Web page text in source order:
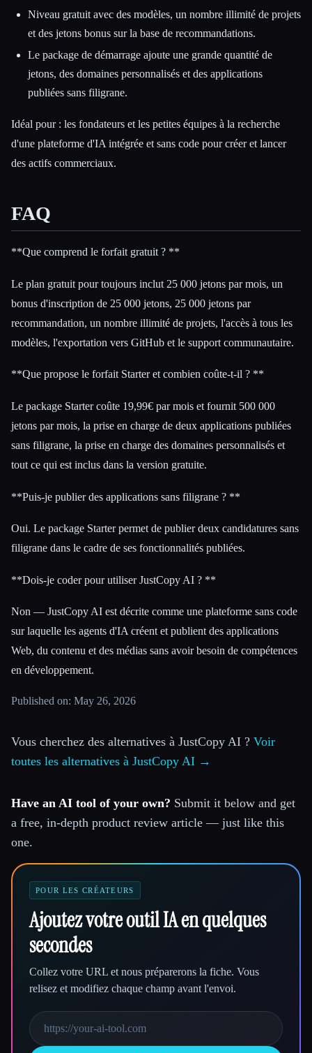
Niveau gratuit avec des modèles, un nombre illimité de projets
et des jetons bonus sur la base de recommandations.
Le package de démarrage ajoute une grande quantité de
jetons, des domaines personnalisés et des applications
publiées sans filigrane.
Idéal pour : les fondateurs et les petites équipes à la recherche
d'une plateforme d'IA intégrée et sans code pour créer et lancer
des actifs commerciaux.
FAQ
**Que comprend le forfait gratuit ? **
Le plan gratuit pour toujours inclut 25 000 jetons par mois, un
bonus d'inscription de 25 000 jetons, 25 000 jetons par
recommandation, un nombre illimité de projets, l'accès à tous les
modèles, l'exportation vers GitHub et le support communautaire.
**Que propose le forfait Starter et combien coûte-t-il ? **
Le package Starter coûte 19,99€ par mois et fournit 500 000
jetons par mois, la prise en charge de deux applications publiées
sans filigrane, la prise en charge des domaines personnalisés et
tout ce qui est inclus dans la version gratuite.
**Puis-je publier des applications sans filigrane ? **
Oui. Le package Starter permet de publier deux candidatures sans
filigrane dans le cadre de ses fonctionnalités publiées.
**Dois-je coder pour utiliser JustCopy AI ? **
Non — JustCopy AI est décrite comme une plateforme sans code
sur laquelle les agents d'IA créent et publient des applications
Web, du contenu et des médias sans avoir besoin de compétences
en développement.
Published on: May 26, 2026
Vous cherchez des alternatives à JustCopy AI ? Voir
toutes les alternatives à JustCopy AI →
Have an AI tool of your own? Submit it below and get
a free, in-depth product review article — just like this
one.
POUR LES CRÉATEURS
Ajoutez votre outil IA en quelques
secondes
Collez votre URL et nous préparerons la fiche. Vous
relisez et modifiez chaque champ avant l'envoi.